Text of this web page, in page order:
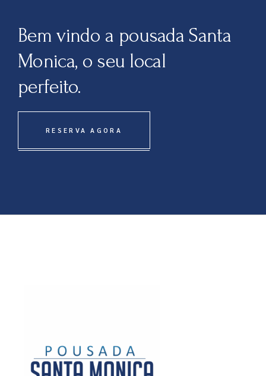
Bem vindo a pousada Santa
Monica, o seu local
perfeito.
RESERVA AGORA